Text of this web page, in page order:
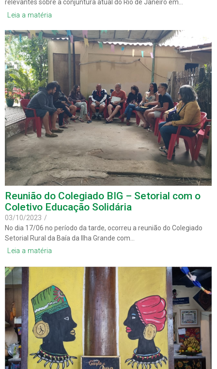
relevantes sobre a conjuntura atual do Rio de Janeiro em…
Leia a matéria
Reunião do Colegiado BIG – Setorial com o
Coletivo Educação Solidária
03/10/2023 /
No dia 17/06 no período da tarde, ocorreu a reunião do Colegiado
Setorial Rural da Baía da Ilha Grande com…
Leia a matéria